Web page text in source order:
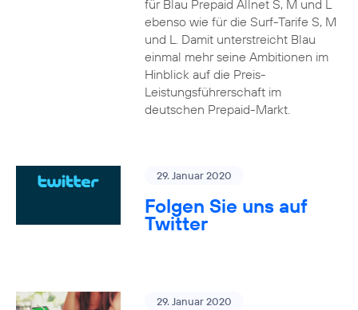
für Blau Prepaid Allnet S, M und L
ebenso wie für die Surf-Tarife S, M
und L. Damit unterstreicht Blau
einmal mehr seine Ambitionen im
Hinblick auf die Preis-
Leistungsführerschaft im
deutschen Prepaid-Markt.
29. Januar 2020
Folgen Sie uns auf
Twitter
29. Januar 2020